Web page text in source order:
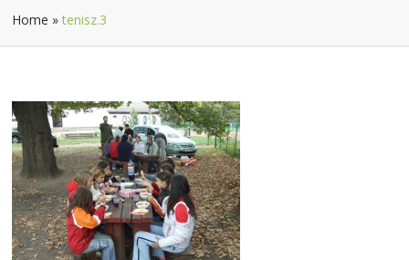
Home »tenisz.3